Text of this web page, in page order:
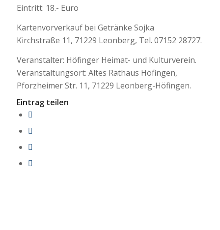
Eintritt: 18.- Euro
Kartenvorverkauf bei Getränke Sojka
Kirchstraße 11, 71229 Leonberg, Tel. 07152 28727.
Veranstalter: Höfinger Heimat- und Kulturverein.
Veranstaltungsort: Altes Rathaus Höfingen,
Pforzheimer Str. 11, 71229 Leonberg-Höfingen.
Eintrag teilen